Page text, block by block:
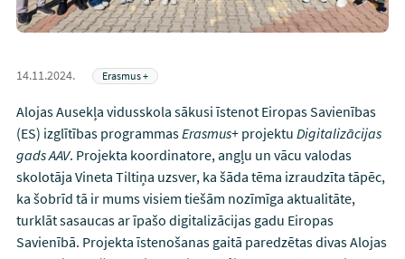
14.11.2024. Erasmus +
Alojas Ausekļa vidusskola sākusi īstenot Eiropas Savienības
(ES) izglītības programmasErasmus+ projektu Digitalizācijas
gads AAV. Projekta koordinatore, angļu un vācu valodas
skolotāja Vineta Tiltiņa uzsver, ka šāda tēma izraudzīta tāpēc,
ka šobrīd tā ir mums visiem tiešām nozīmīga aktualitāte,
turklāt sasaucas ar īpašo digitalizācijas gadu Eiropas
Savienībā. Projekta īstenošanas gaitā paredzētas divas Alojas